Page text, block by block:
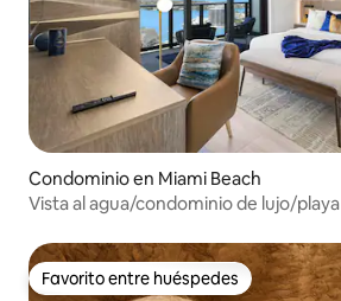
Condominio en Miami Beach
Vista al agua/condominio de lujo/playa
Favorito entre huéspedes
Favorito entre huéspedes